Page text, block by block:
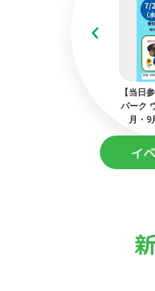
【当日
パーク
月・9